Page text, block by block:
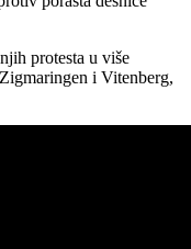
protesta u više
i Vitenberg,